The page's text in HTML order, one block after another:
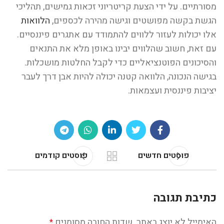
מסורתיים. על ידי הצעת קריטריוני זכאות גמישים, תהליכי
הגשת בקשה מפושטים וגישה מהירה לכספים,הלוואות
אלו יכולות לעזור ללווים להתמודד עם אתגרים פיננסיים.
עם זאת, חשוב שהלווים יבינו באופן מלא את התנאים
והסיכונים הפוטנציאליים כדי לקבל החלטות מושכלות.
בגישה הנכונה, הלוואה קטנה יכולה להיות אבן דרך לעבר
יציבות פיננסית ועצמאות.
פוסטים חדשים פוסטים קודמים
כתיבת תגובה